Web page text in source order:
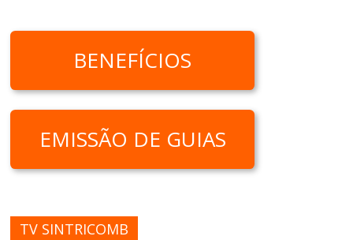
BENEFÍCIOS
EMISSÃO DE GUIAS
TV SINTRICOMB